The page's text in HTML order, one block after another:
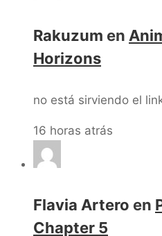
Rakuzum en
Horizons
no está sirviendo el
16 horas atrás
Flavia Artero en
Chapter 5